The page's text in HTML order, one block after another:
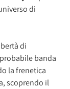
di
di
banda
la frenetica
scoprendo il